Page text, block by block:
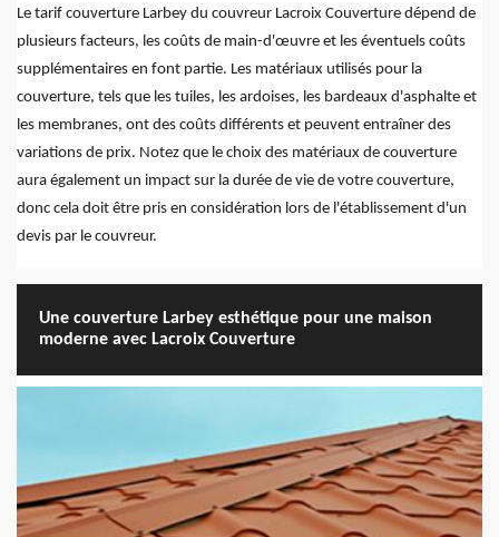
Le tarif couverture Larbey du couvreur Lacroix Couverture dépend de
plusieurs facteurs, les coûts de main-d'œuvre et les éventuels coûts
supplémentaires en font partie. Les matériaux utilisés pour la
couverture, tels que les tuiles, les ardoises, les bardeaux d'asphalte et
les membranes, ont des coûts différents et peuvent entraîner des
variations de prix. Notez que le choix des matériaux de couverture
aura également un impact sur la durée de vie de votre couverture,
donc cela doit être pris en considération lors de l'établissement d'un
devis par le couvreur.
Une couverture Larbey esthétique pour une maison
moderne avec Lacroix Couverture